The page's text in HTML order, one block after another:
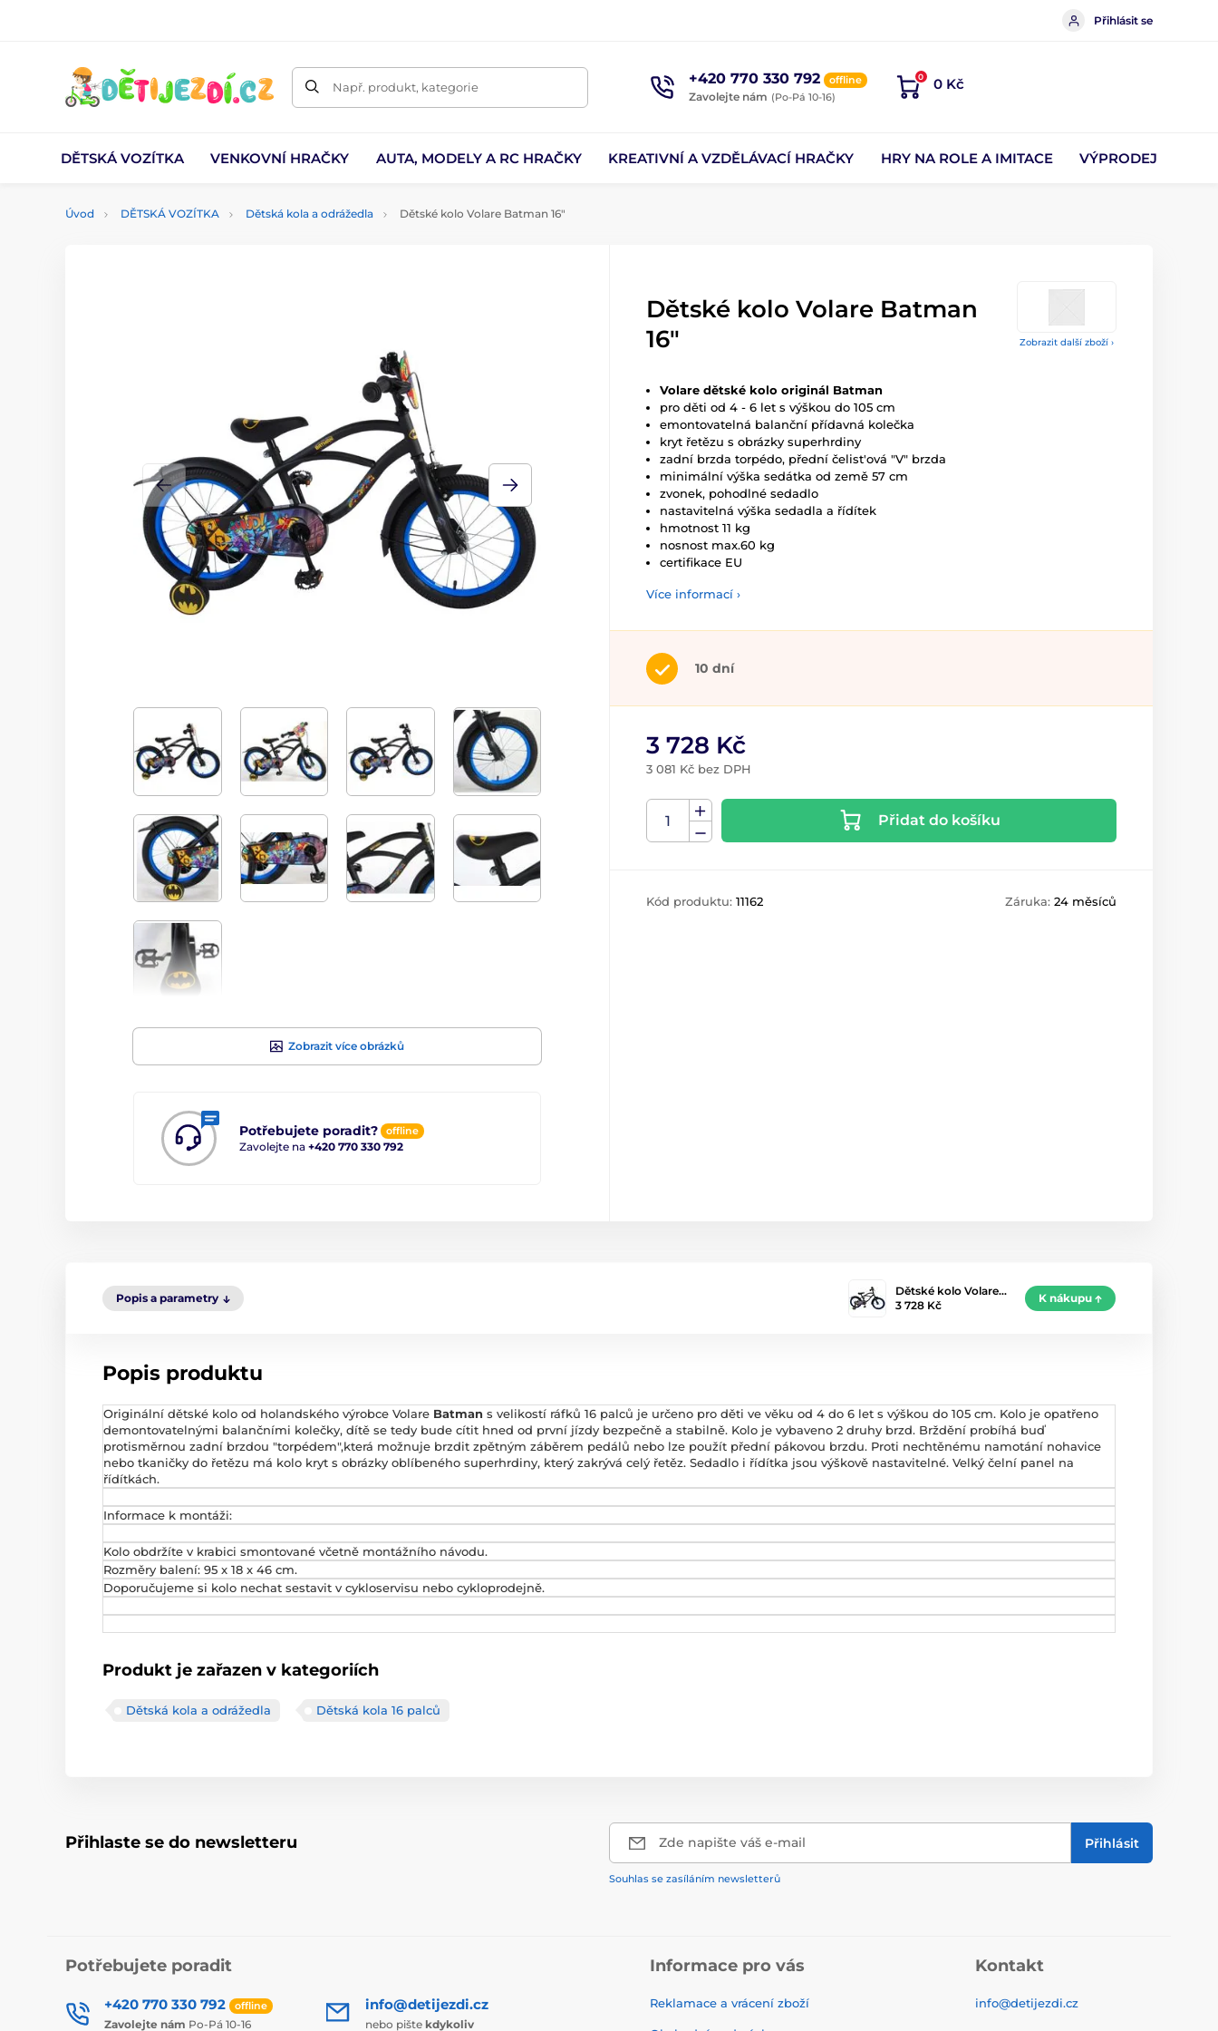
Přihlásit se
Např. produkt, kategorie +420 770 330 792 offline
Zavolejte nám (Po-Pá 10-16)
0 0 Kč
DĚTSKÁ VOZÍTKA VENKOVNÍ HRAČKY AUTA, MODELY A RC HRAČKY KREATIVNÍ A VZDĚLÁVACÍ HRAČKY HRY NA ROLE A IMITACE VÝPRODEJ
Úvod DĚTSKÁ VOZÍTKA Dětská kola a odrážedla Dětské kolo Volare Batman 16"
Zobrazit další zboží ›
Zobrazit více obrázků
Potřebujete poradit? offline
Zavolejte na +420 770 330 792
Dětské kolo Volare Batman
16"
Volare dětské kolo originál Batman
pro děti od 4 - 6 let s výškou do 105 cm
emontovatelná balanční přídavná kolečka
kryt řetězu s obrázky superhrdiny
zadní brzda torpédo, přední čelist'ová "V" brzda
minimální výška sedátka od země 57 cm
zvonek, pohodlné sedadlo
nastavitelná výška sedadla a řídítek
hmotnost 11 kg
nosnost max.60 kg
certifikace EU
Více informací ›
10 dní
3 728 Kč
3 081 Kč bez DPH
Přidat do košíku
Kód produktu: 11162 Záruka: 24 měsíců
Popis a parametry
Dětské kolo Volare…
3 728 Kč
K nákupu
Popis produktu
Originální dětské kolo od holandského výrobce Volare Batman s velikostí ráfků 16 palců je určeno pro děti ve věku od 4 do 6 let s výškou do 105 cm. Kolo je opatřeno
demontovatelnými balančními kolečky, dítě se tedy bude cítit hned od první jízdy bezpečně a stabilně. Kolo je vybaveno 2 druhy brzd. Brždění probíhá buď
protisměrnou zadní brzdou "torpédem",která možnuje brzdit zpětným záběrem pedálů nebo lze použít přední pákovou brzdu. Proti nechtěnému namotání nohavice
nebo tkaničky do řetězu má kolo kryt s obrázky oblíbeného superhrdiny, který zakrývá celý řetěz. Sedadlo i řídítka jsou výškově nastavitelné. Velký čelní panel na
řídítkách.
Informace k montáži:
Kolo obdržíte v krabici smontované včetně montážního návodu.
Rozměry balení: 95 x 18 x 46 cm.
Doporučujeme si kolo nechat sestavit v cykloservisu nebo cykloprodejně.
Produkt je zařazen v kategoriích
Dětská kola a odrážedla Dětská kola 16 palců
Přihlaste se do newsletteru Zde napište váš e-mail Přihlásit
Souhlas se zasíláním newsletterů
Potřebujete poradit
+420 770 330 792 offline
Zavolejte nám Po-Pá 10-16
info@detijezdi.cz
nebo pište kdykoliv
Informace pro vás
Reklamace a vrácení zboží
Kontakt
info@detijezdi.cz